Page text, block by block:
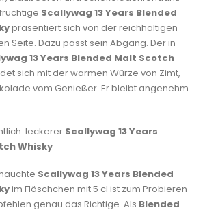
Scallywag 13 Years Blended
präsentiert sich von der reichhaltigen
Seite. Dazu passt sein Abgang. Der in
13 Years Blended Malt Scotch
sich mit der warmen Würze von Zimt,
vom Genießer. Er bleibt angenehm
leckerer Scallywag 13 Years
Whisky
Scallywag 13 Years Blended
im Fläschchen mit 5 cl ist zum Probieren
genau das Richtige. Als Blended